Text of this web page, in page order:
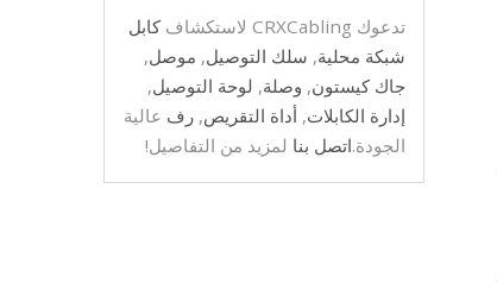
تدعوك CRXCabling لاستكشاف
كابل
شبكة محلية, سلك التوصيل, موصل,
جاك كيستون, وصلة, لوحة التوصيل,
إدارة الكابلات, أداة التقريص, رف عالية
الجودة.اتصل بنا لمزيد من التفاصيل!